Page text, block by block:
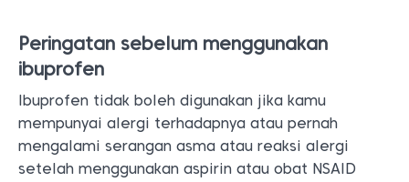
Peringatan sebelum menggunakan
ibuprofen
Ibuprofen tidak boleh digunakan jika kamu
mempunyai alergi terhadapnya atau pernah
mengalami serangan asma atau reaksi alergi
setelah menggunakan aspirin atau obat NSAID